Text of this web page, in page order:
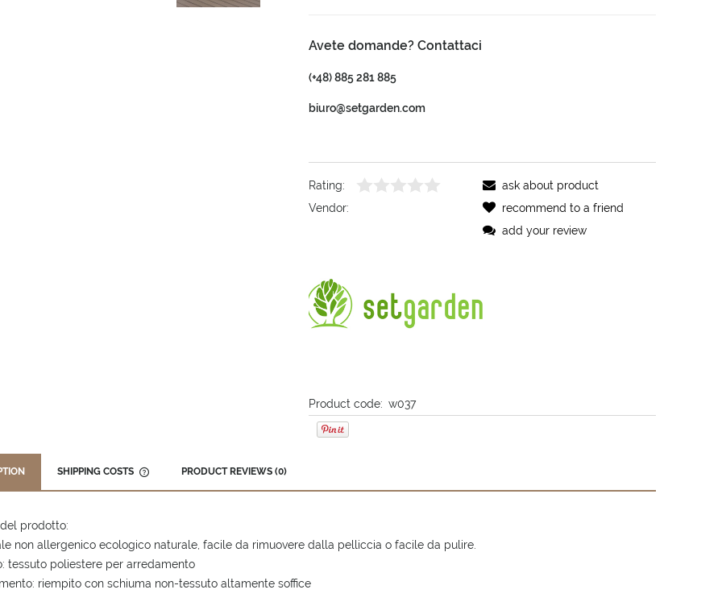
Avete domande? Contattaci
(+48) 885 281 885
biuro@setgarden.com
Rating:
Vendor:
Product code: w037
ask about product
recommend to a friend
add your review
SHIPPING COSTS PRODUCT REVIEWS (0)
prodotto:
non allergenico ecologico naturale, facile da rimuovere dalla pelliccia o facile da pulire.
tessuto poliestere per arredamento
riempito con schiuma non-tessuto altamente soffice